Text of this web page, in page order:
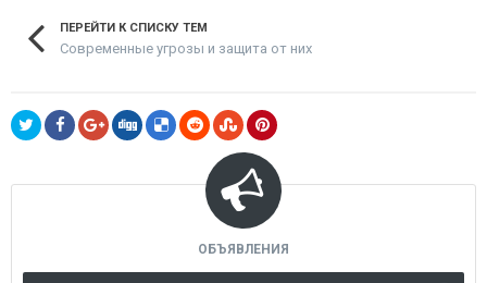
ПЕРЕЙТИ К СПИСКУ ТЕМ
Современные угрозы и защита от них
ОБЪЯВЛЕНИЯ